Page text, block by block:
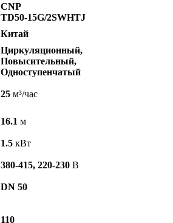
CNP
TD50-15G/2SWHTJ
Китай
Циркуляционный,
Повысительный,
Одноступенчатый
25 м³/час
16.1 м
1.5 кВт
380-415, 220-230 В
DN 50
110